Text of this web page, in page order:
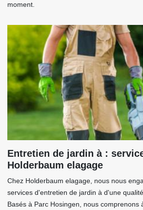
moment.
Entretien de jardin à :
Holderbaum elagage
Chez Holderbaum elagage, nous nous
services d'entretien de jardin à d'une
Basés à Parc Hosingen, nous comprenons